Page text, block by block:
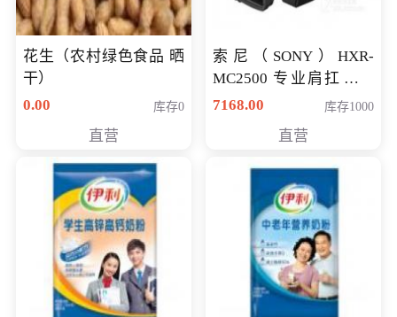
花生（农村绿色食品 晒
干）
0.00
库存0
直营
索尼（SONY）HXR-
MC2500 专业肩扛式存
储卡全高清摄录一体机
清入门级摄像机
7168.00 库存1000
直营